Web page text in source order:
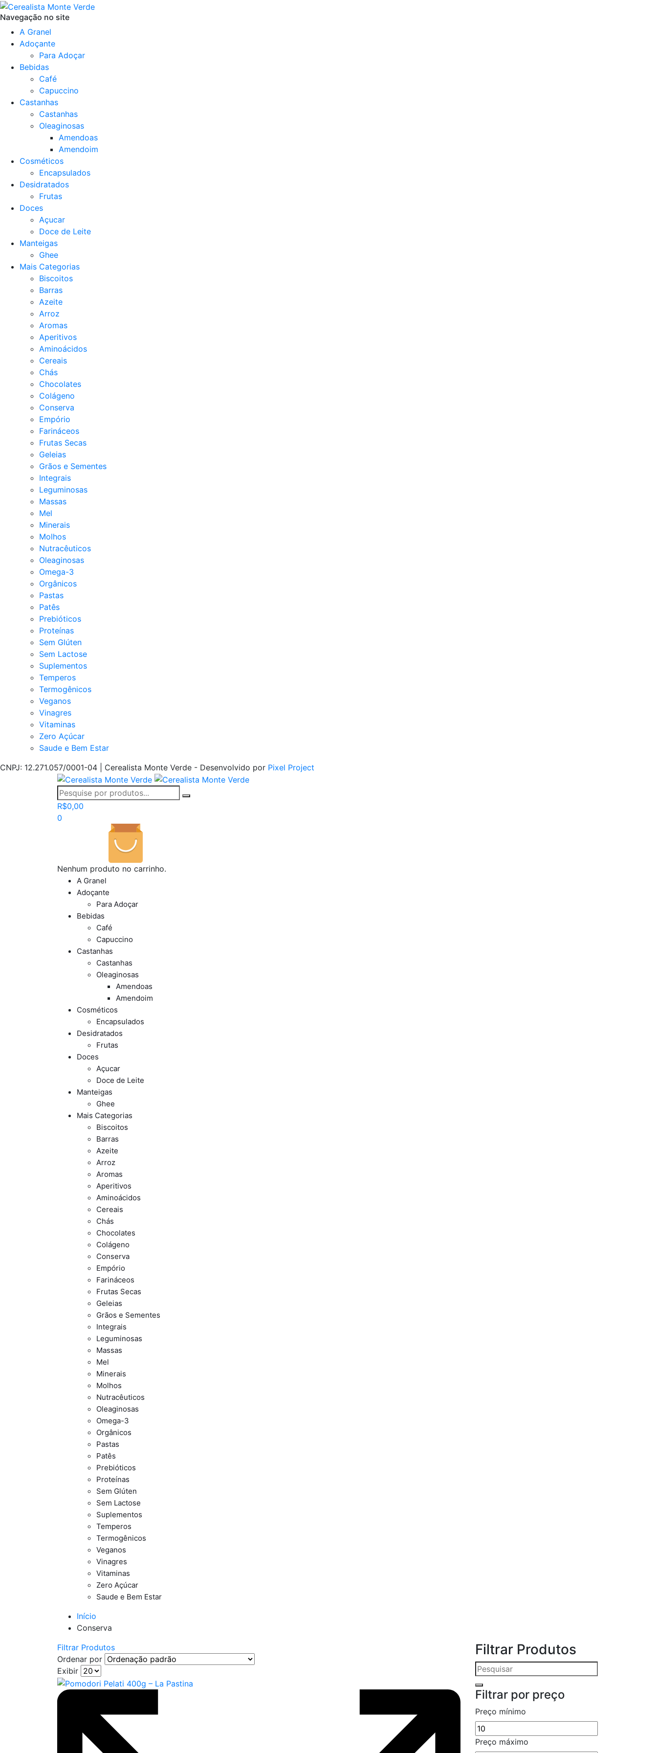
Navegação no site
A Granel
Adoçante
Para Adoçar
Bebidas
Café
Capuccino
Castanhas
Castanhas
Oleaginosas
Amendoas
Amendoim
Cosméticos
Encapsulados
Desidratados
Frutas
Doces
Açucar
Doce de Leite
Manteigas
Ghee
Mais Categorias
Biscoitos
Barras
Azeite
Arroz
Aromas
Aperitivos
Aminoácidos
Cereais
Chás
Chocolates
Colágeno
Conserva
Empório
Farináceos
Frutas Secas
Geleias
Grãos e Sementes
Integrais
Leguminosas
Massas
Mel
Minerais
Molhos
Nutracêuticos
Oleaginosas
Omega-3
Orgânicos
Pastas
Patês
Prebióticos
Proteínas
Sem Glúten
Sem Lactose
Suplementos
Temperos
Termogênicos
Veganos
Vinagres
Vitaminas
Zero Açúcar
Saude e Bem Estar
CNPJ: 12.271.057/0001-04 | Cerealista Monte Verde - Desenvolvido por Pixel Project
R$0,00
0
Nenhum produto no carrinho.
A Granel
Adoçante
Para Adoçar
Bebidas
Café
Capuccino
Castanhas
Castanhas
Oleaginosas
Amendoas
Amendoim
Cosméticos
Encapsulados
Desidratados
Frutas
Doces
Açucar
Doce de Leite
Manteigas
Ghee
Mais Categorias
Biscoitos
Barras
Azeite
Arroz
Aromas
Aperitivos
Aminoácidos
Cereais
Chás
Chocolates
Colágeno
Conserva
Empório
Farináceos
Frutas Secas
Geleias
Grãos e Sementes
Integrais
Leguminosas
Massas
Mel
Minerais
Molhos
Nutracêuticos
Oleaginosas
Omega-3
Orgânicos
Pastas
Patês
Prebióticos
Proteínas
Sem Glúten
Sem Lactose
Suplementos
Temperos
Termogênicos
Veganos
Vinagres
Vitaminas
Zero Açúcar
Saude e Bem Estar
Início
Conserva
Filtrar Produtos
Ordenar por
Exibir
Filtrar Produtos
Filtrar por preço
Preço mínimo
Preço máximo